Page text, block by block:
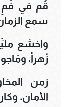
قُم في فَمِ
سمع
واخشع
زُهراً، ومَاجو
زمن
الأمان،